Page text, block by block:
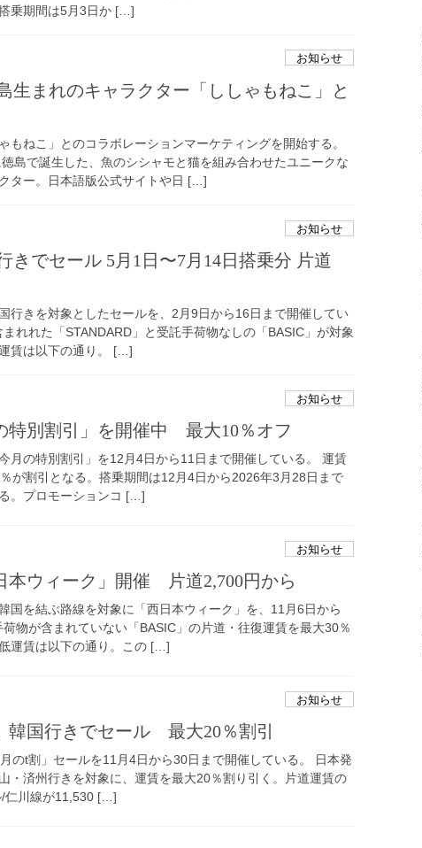
乗期間は5月3日か […]
お知らせ
生まれのキャラクター「ししゃもねこ」と
もねこ」とのコラボレーションマーケティングを開始する。
島で誕生した、魚のシシャモと猫を組み合わせたユニークな
ター。日本語版公式サイトや日 […]
お知らせ
きでセール 5月1日〜7月14日搭乗分 片道
行きを対象としたセールを、2月9日から16日まで開催してい
れれた「STANDARD」と受託手荷物なしの「BASIC」が対象
賃は以下の通り。 […]
お知らせ
特別割引」を開催中 最大10％オフ
月の特別割引」を12月4日から11日まで開催している。 運賃
が割引となる。搭乗期間は12月4日から2026年3月28日まで
。プロモーションコ […]
お知らせ
本ウィーク」開催 片道2,700円から
国を結ぶ路線を対象に「西日本ウィーク」を、11月6日から
物が含まれていない「BASIC」の片道・往復運賃を最大30％
運賃は以下の通り。この […]
お知らせ
韓国行きでセール 最大20％割引
のt割」セールを11月4日から30日まで開催している。 日本発
・済州行きを対象に、運賃を最大20％割り引く。片道運賃の
/仁川線が11,530 […]